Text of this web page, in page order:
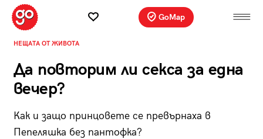
GoMap
НЕЩАТА ОТ ЖИВОТА
Да повторим ли секса за една
вечер?
Как и защо принцовете се превърнаха в
Пепеляшка без пантофка?